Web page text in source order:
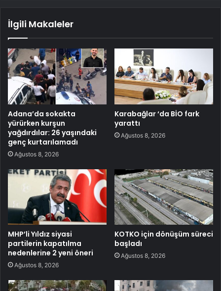
İlgili Makaleler
Adana’da sokakta
yürürken kurşun
yağdırdılar: 26 yaşındaki
genç kurtarılamadı
Ağustos 8, 2026
Karabağlar ‘da BİO fark
yarattı
Ağustos 8, 2026
MHP’li Yıldız siyasi
partilerin kapatılma
nedenlerine 2 yeni öneri
Ağustos 8, 2026
KOTKO için dönüşüm süreci
başladı
Ağustos 8, 2026